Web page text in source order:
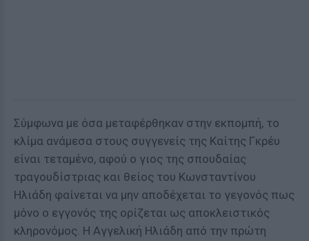
Σύμφωνα με όσα μεταφέρθηκαν στην εκπομπή, το
κλίμα ανάμεσα στους συγγενείς της Καίτης Γκρέυ
είναι τεταμένο, αφού ο γιος της σπουδαίας
τραγουδίστριας και θείος του Κωνσταντίνου
Ηλιάδη φαίνεται να μην αποδέχεται το γεγονός πως
μόνο ο εγγονός της ορίζεται ως αποκλειστικός
κληρονόμος. Η Αγγελική Ηλιάδη από την πρώτη